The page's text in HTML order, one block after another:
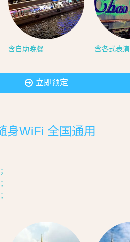
含自助晚餐 含各式表演
立即预定
身WiFi 全国通用